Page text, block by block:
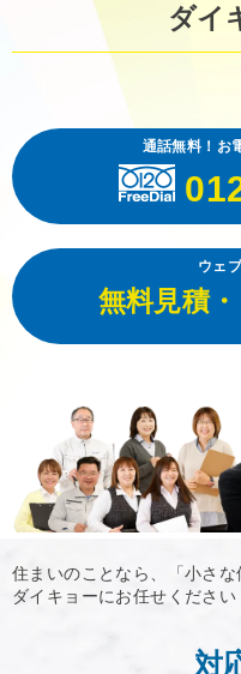
ダイ
通話無料！お
ウェ
無料見積
住まいのことなら、「小さ
ダイキョーにお任せください
対